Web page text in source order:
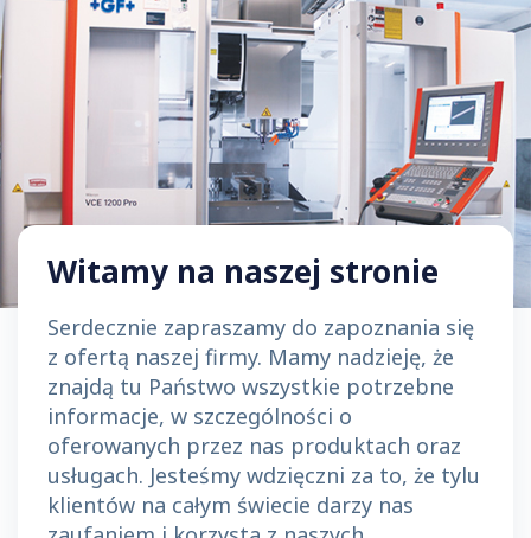
Witamy na naszej stronie
Serdecznie zapraszamy do zapoznania się
z ofertą naszej firmy. Mamy nadzieję, że
znajdą tu Państwo wszystkie potrzebne
informacje, w szczególności o
oferowanych przez nas produktach oraz
usługach. Jesteśmy wdzięczni za to, że tylu
klientów na całym świecie darzy nas